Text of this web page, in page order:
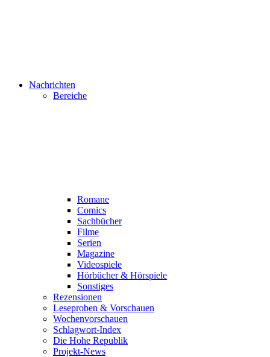
Nachrichten
Bereiche
Romane
Comics
Sachbücher
Filme
Serien
Magazine
Videospiele
Hörbücher & Hörspiele
Sonstiges
Rezensionen
Leseproben & Vorschauen
Wochenvorschauen
Schlagwort-Index
Die Hohe Republik
Projekt-News